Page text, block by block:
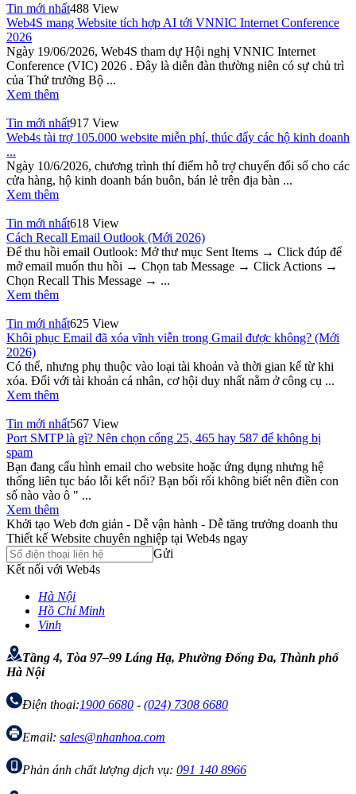
Tin mới nhất488 View
Web4S mang Website tích hợp AI tới VNNIC Internet Conference
2026
Ngày 19/06/2026, Web4S tham dự Hội nghị VNNIC Internet
Conference (VIC) 2026 . Đây là diễn đàn thường niên có sự chủ trì
của Thứ trưởng Bộ ...
Xem thêm
Tin mới nhất917 View
Web4s tài trợ 105.000 website miễn phí, thúc đẩy các hộ kinh doanh
...
Ngày 10/6/2026, chương trình thí điểm hỗ trợ chuyển đổi số cho các
cửa hàng, hộ kinh doanh bán buôn, bán lẻ trên địa bàn ...
Xem thêm
Tin mới nhất618 View
Cách Recall Email Outlook (Mới 2026)
Để thu hồi email Outlook: Mở thư mục Sent Items → Click đúp để
mở email muốn thu hồi → Chọn tab Message → Click Actions →
Chọn Recall This Message → ...
Xem thêm
Tin mới nhất625 View
Khôi phục Email đã xóa vĩnh viễn trong Gmail được không? (Mới
2026)
Có thể, nhưng phụ thuộc vào loại tài khoản và thời gian kể từ khi
xóa. Đối với tài khoản cá nhân, cơ hội duy nhất nằm ở công cụ ...
Xem thêm
Tin mới nhất567 View
Port SMTP là gì? Nên chọn cổng 25, 465 hay 587 để không bị
spam
Bạn đang cấu hình email cho website hoặc ứng dụng nhưng hệ
thống liên tục báo lỗi kết nối? Bạn bối rối không biết nên điền con
số nào vào ô " ...
Xem thêm
Khởi tạo Web đơn giản - Dễ vận hành - Dễ tăng trưởng doanh thu
Thiết kế Website chuyên nghiệp tại Web4s ngay
Gửi
Kết nối với Web4s
Hà Nội
Hồ Chí Minh
Vinh
Tầng 4, Tòa 97–99 Láng Hạ, Phường Đống Đa, Thành phố
Hà Nội
Điện thoại:1900 6680 - (024) 7308 6680
Email: sales@nhanhoa.com
Phản ánh chất lượng dịch vụ: 091 140 8966